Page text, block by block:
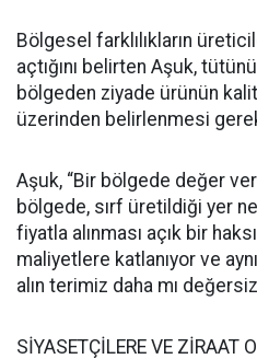
Bölgesel farklılıkların
açtığını belirten Aşuk,
bölgeden ziyade ürünün
üzerinden belirlenmesi
Aşuk, “Bir bölgede değer
bölgede, sırf üretildiği yer
fiyatla alınması açık bir
maliyetlere katlanıyor ve
alın terimiz daha mı
SİYASETÇİLERE VE ZİRAAT